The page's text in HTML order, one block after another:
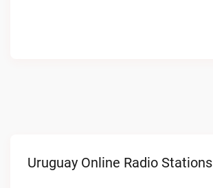
Uruguay Online Radio Stations